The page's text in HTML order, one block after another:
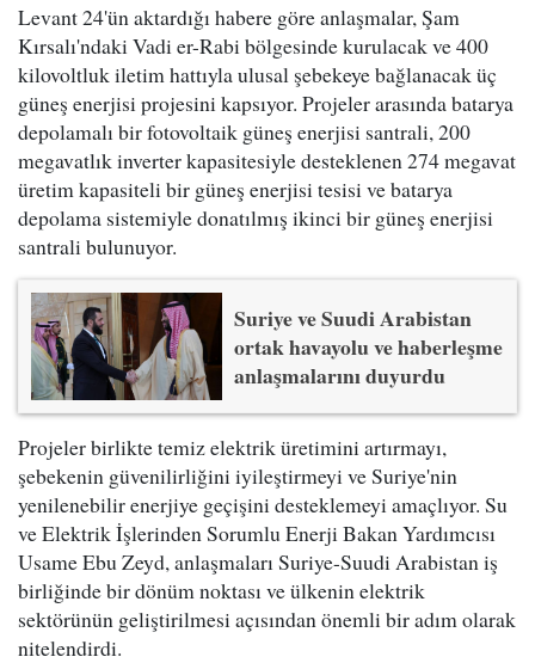
Levant 24'ün aktardığı habere göre anlaşmalar, Şam
Kırsalı'ndaki Vadi er-Rabi bölgesinde kurulacak ve 400
kilovoltluk iletim hattıyla ulusal şebekeye bağlanacak üç
güneş enerjisi projesini kapsıyor. Projeler arasında batarya
depolamalı bir fotovoltaik güneş enerjisi santrali, 200
megavatlık inverter kapasitesiyle desteklenen 274 megavat
üretim kapasiteli bir güneş enerjisi tesisi ve batarya
depolama sistemiyle donatılmış ikinci bir güneş enerjisi
santrali bulunuyor.
Suriye ve Suudi Arabistan
ortak havayolu ve haberleşme
anlaşmalarını duyurdu
Projeler birlikte temiz elektrik üretimini artırmayı,
şebekenin güvenilirliğini iyileştirmeyi ve Suriye'nin
yenilenebilir enerjiye geçişini desteklemeyi amaçlıyor. Su
ve Elektrik İşlerinden Sorumlu Enerji Bakan Yardımcısı
Usame Ebu Zeyd, anlaşmaları Suriye-Suudi Arabistan iş
birliğinde bir dönüm noktası ve ülkenin elektrik
sektörünün geliştirilmesi açısından önemli bir adım olarak
nitelendirdi.